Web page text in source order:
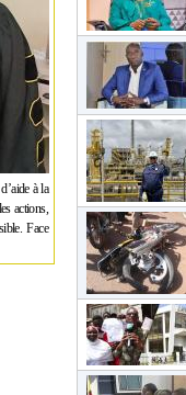
à la
actions,
Face